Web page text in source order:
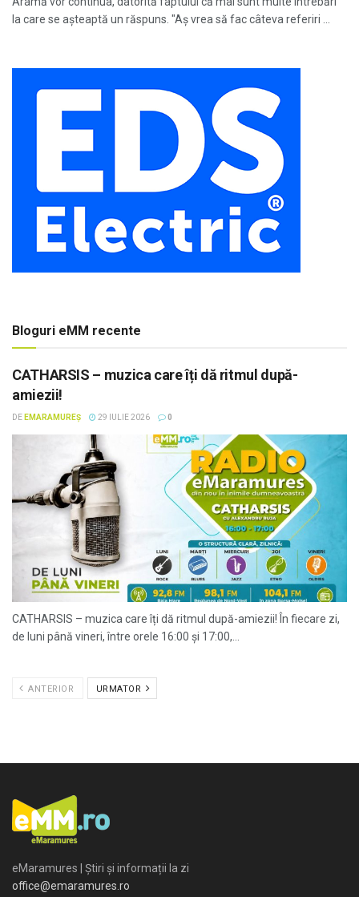
la care se așteaptă un răspuns. "Aş vrea să fac câteva referiri ...
Bloguri eMM recente
CATHARSIS – muzica care îți dă ritmul după-
amiezii!
DE EMARAMUREȘ 29 IULIE 2026 0
CATHARSIS – muzica care îți dă ritmul după-amiezii! În fiecare zi,
de luni până vineri, între orele 16:00 și 17:00,...
ANTERIOR URMATOR
eMaramures | Știri și informații la zi
office@emaramures.ro